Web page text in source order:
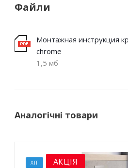
Файли
Монтажная инструкция
chrome
1,5 мб
Аналогічні товари
ХІТ АКЦІЯ